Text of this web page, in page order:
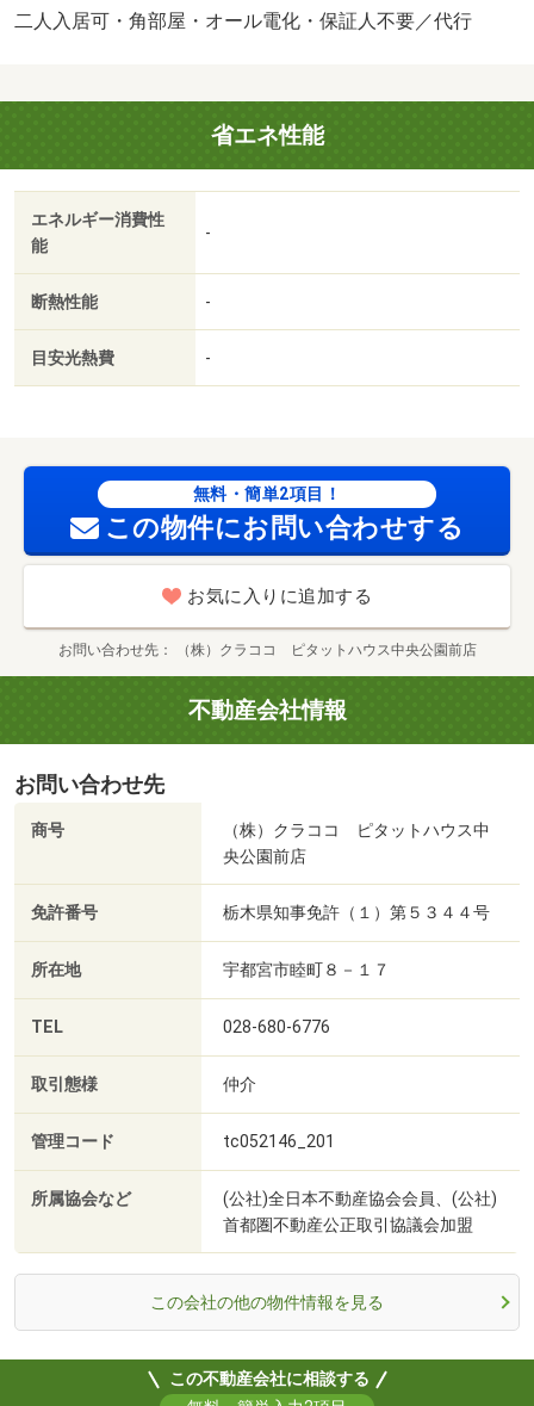
歩３分・●全居室洋室の２ＬＤＫ！●家計にやさしい【オー
局等、便利な住環境♪/鍵交換費用 19800円
二人入居可・角部屋・オール電化・保証人不要／代行
省エネ性能
エネルギー消費性
能
-
断熱性能 -
目安光熱費 -
無料・簡単2項目！
この物件にお問い合わせする
お気に入りに追加する
お問い合わせ先 （株）クラココ ピタットハウス中央公園前店
不動産会社情報
お問い合わせ先
商号
（株）クラココ ピタットハウス中
央公園前店
免許番号 栃木県知事免許（１）第５３４４号
所在地 宇都宮市睦町８－１７
TEL 028-680-6776
取引態様 仲介
管理コード tc052146_201
所属協会など
(公社)全日本不動産協会会員、(公社)
首都圏不動産公正取引協議会加盟
この会社の他の物件情報を見る
この不動産会社に相談する